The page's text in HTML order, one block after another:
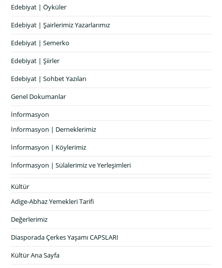
Edebiyat | Öyküler
Edebiyat | Şairlerimiz Yazarlarımız
Edebiyat | Semerko
Edebiyat | Şiirler
Edebiyat | Sohbet Yazıları
Genel Dokumanlar
İnformasyon
İnformasyon | Derneklerimiz
İnformasyon | Köylerimiz
İnformasyon | Sülalerimiz ve Yerleşimleri
Kültür
Adige-Abhaz Yemekleri Tarifi
Değerlerimiz
Diasporada Çerkes Yaşamı CAPSLARI
Kültür Ana Sayfa